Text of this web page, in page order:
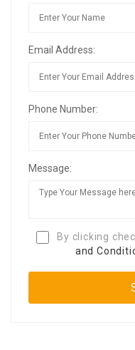
Email Address:
Phone Number:
Message:
By clicking
and